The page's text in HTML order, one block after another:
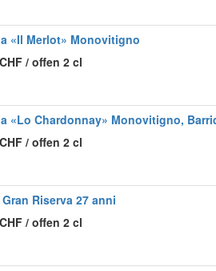
«Il Merlot» Monovitigno
/ offen 2 cl
«Lo Chardonnay» Monovitigno,
/ offen 2 cl
Gran Riserva 27 anni
/ offen 2 cl